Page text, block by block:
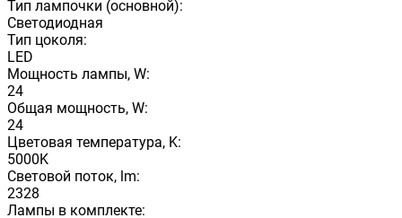
Тип лампочки (основной):
Светодиодная
Тип цоколя:
LED
Мощность лампы, W:
24
Общая мощность, W:
24
Цветовая температура, K:
5000K
Световой поток, lm:
2328
Лампы в комплекте: